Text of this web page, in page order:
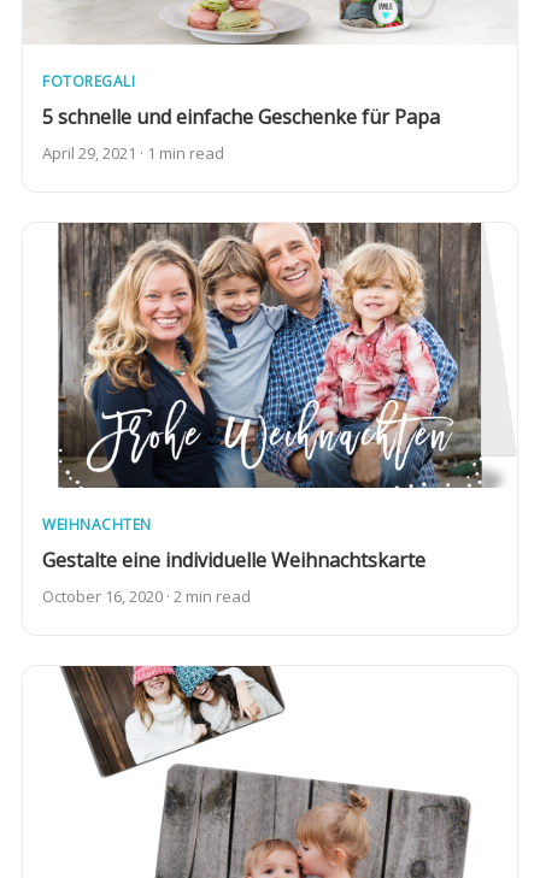
FOTOREGALI
5 schnelle und einfache Geschenke für Papa
April 29, 2021 · 1 min read
WEIHNACHTEN
Gestalte eine individuelle Weihnachtskarte
October 16, 2020 · 2 min read